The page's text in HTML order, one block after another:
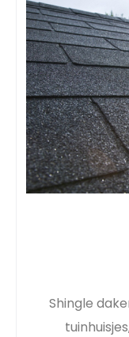
Shingle